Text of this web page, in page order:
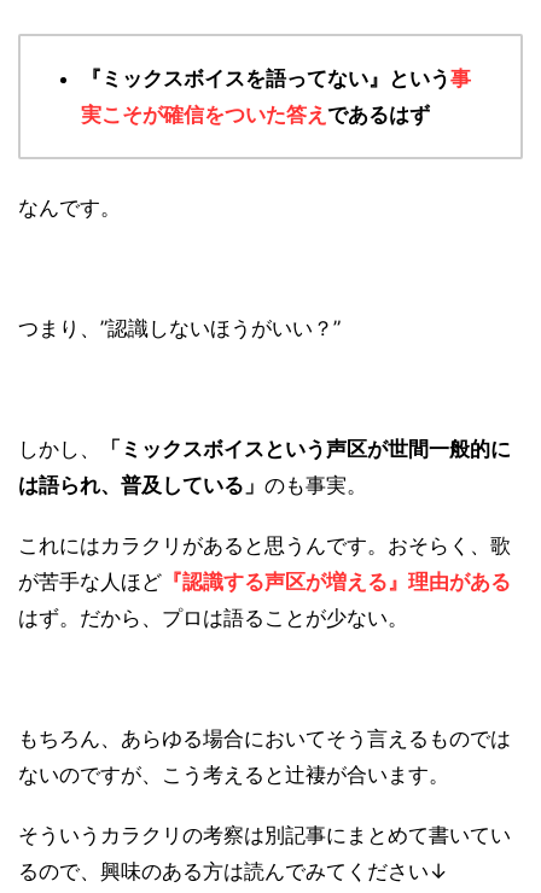
『ミックスボイスを語ってない』という事
実こそが確信をついた答え であるはず
なんです。
つまり、”認識しないほうがいい？”
しかし、
「ミックスボイスという声区が世間一般的に
は語られ、普及している」 のも事実。
これにはカラクリがあると思うんです。おそらく、歌
が苦手な人ほど 『認識する声区が増える』理由がある
はず。だから、プロは語ることが少ない。
もちろん、あらゆる場合においてそう言えるものでは
ないのですが、こう考えると辻褄が合います。
そういうカラクリの考察は別記事にまとめて書いてい
るので、興味のある方は読んでみてください↓